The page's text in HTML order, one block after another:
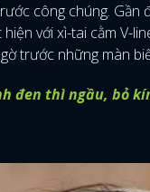
công chúng. Gần
với xì-tai cằm V-
trước những màn
đen thì ngầu, bỏ